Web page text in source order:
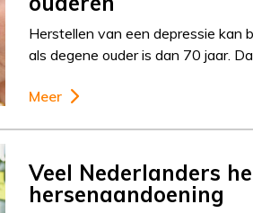
Herstellen van een depressie kan
als degene ouder is dan 70 jaar.
Meer
Veel Nederlanders
hersenaandoening